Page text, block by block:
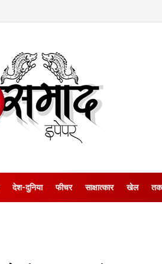
देश-दुनिया फीचर साक्षात्‍कार खेल